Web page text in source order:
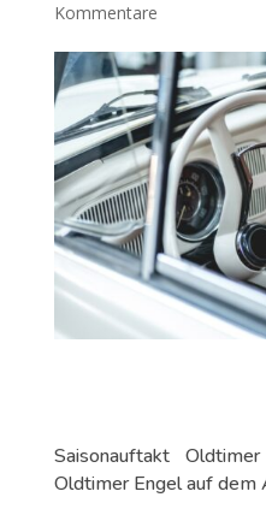
Kommentare
Saisonauftakt
Oldtimer Engel auf dem